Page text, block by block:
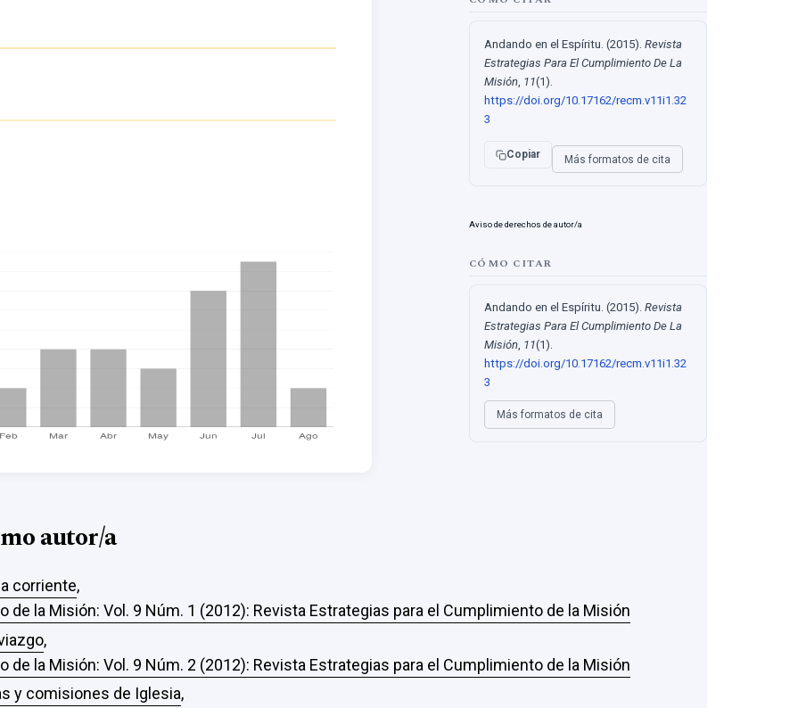
Andando en el Espíritu. (2015). Revista
Estrategias Para El Cumplimiento De La
Misión 11(1).
https://doi.org/10.17162/recm.v11i1.32
3
Copiar Más formatos de cita
Aviso de derechos de autor/a
CÓMO CITAR
Andando en el Espíritu. (2015). Revista
Estrategias Para El Cumplimiento De La
Misión, 11(1).
https://doi.org/10.17162/recm.v11i1.32
3
Más formatos de cita
autor/a
corriente,
de la Misión: Vol. 9 Núm. 1 (2012): Revista Estrategias para el Cumplimiento de la Misión
,
de la Misión: Vol. 9 Núm. 2 (2012): Revista Estrategias para el Cumplimiento de la Misión
y comisiones de Iglesia,